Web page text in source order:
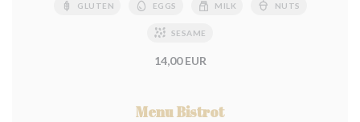
GLUTEN EGGS MILK NUTS
SESAME
14,00 EUR
Menu Bistrot